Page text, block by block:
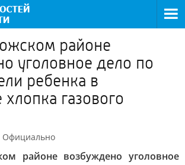
районе
уголовное дело по
ребенка в
хлопка газового
Официально
районе возбуждено уголовное